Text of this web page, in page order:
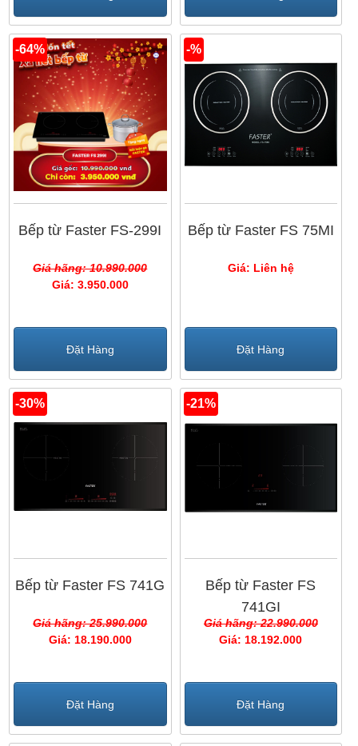
-64%
Bếp từ Faster FS-299I
Giá hãng: 10.990.000
Giá: 3.950.000
Đặt Hàng
-%
Bếp từ Faster FS 75MI
Giá: Liên hệ
Đặt Hàng
-30%
Bếp từ Faster FS 741G
Giá hãng: 25.990.000
Giá: 18.190.000
Đặt Hàng
-21%
Bếp từ Faster FS
741GI
Giá hãng: 22.990.000
Giá: 18.192.000
Đặt Hàng